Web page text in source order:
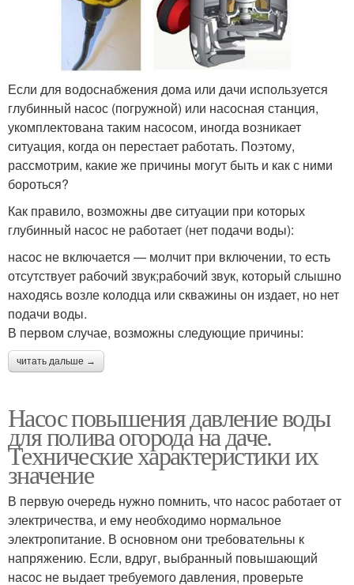
Если для водоснабжения дома или дачи используется
глубинный насос (погружной) или насосная станция,
укомплектована таким насосом, иногда возникает
ситуация, когда он перестает работать. Поэтому,
рассмотрим, какие же причины могут быть и как с ними
бороться?
Как правило, возможны две ситуации при которых
глубинный насос не работает (нет подачи воды):
насос не включается — молчит при включении, то есть
отсутствует рабочий звук;рабочий звук, который слышно
находясь возле колодца или скважины он издает, но нет
подачи воды.
В первом случае, возможны следующие причины:
читать дальше →
Насос повышения давление воды
для полива огорода на даче.
Технические характеристики их
значение
В первую очередь нужно помнить, что насос работает от
электричества, и ему необходимо нормальное
электропитание. В основном они требовательны к
напряжению. Если, вдруг, выбранный повышающий
насос не выдает требуемого давления, проверьте